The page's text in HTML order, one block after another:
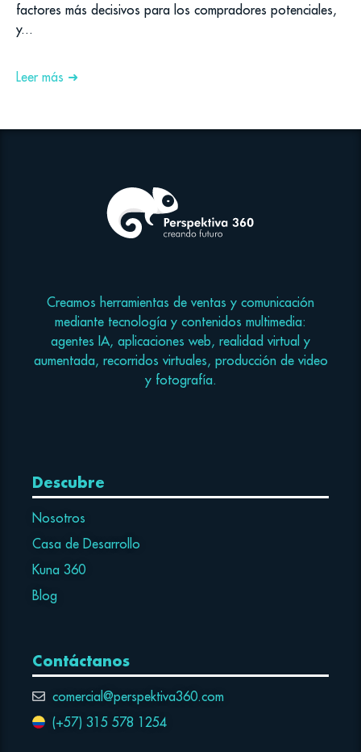
factores más decisivos para los compradores potenciales,
y...
Leer más ➜
Creamos herramientas de ventas y comunicación
mediante tecnología y contenidos multimedia:
agentes IA, aplicaciones web, realidad virtual y
aumentada, recorridos virtuales, producción de video
y fotografía.
Descubre
Nosotros
Casa de Desarrollo
Kuna 360
Blog
Contáctanos
comercial@perspektiva360.com
(+57) 315 578 1254